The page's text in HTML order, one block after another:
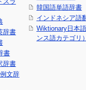
辞書
書
辞書
文辞
韓国語単語辞書
インドネシア語
Wiktionary日本
ンス語カテゴリ